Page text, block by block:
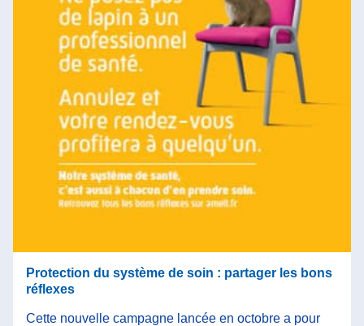
Protection du système de soin : partager les bons
réflexes
Cette nouvelle campagne lancée en octobre a pour